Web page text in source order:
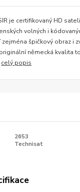
je certifikovaný HD
volných i
špičkový obraz i
německá kvalita
celý popis
2653
Technisat